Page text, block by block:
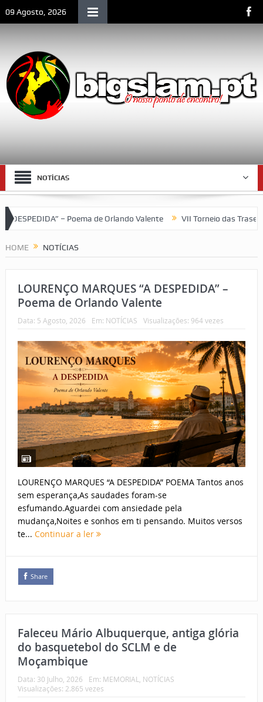
09 Agosto, 2026
NOTÍCIAS
– Poema de Orlando Valente VII Torneio das Traseiras –
HOME NOTÍCIAS
LOURENÇO MARQUES “A DESPEDIDA” –
Poema de Orlando Valente
Data: 5 Agosto, 2026 Em: NOTÍCIAS Visualizações: 964 vezes
LOURENÇO MARQUES “A DESPEDIDA” POEMA Tantos anos
sem esperança,As saudades foram-se
esfumando.Aguardei com ansiedade pela
mudança,Noites e sonhos em ti pensando. Muitos versos
te... Continuar a ler
Share
Faleceu Mário Albuquerque, antiga glória
do basquetebol do SCLM e de
Moçambique
Data: 30 Julho, 2026 Em: MEMORIAL
NOTÍCIAS
Visualizações: 2.865 vezes